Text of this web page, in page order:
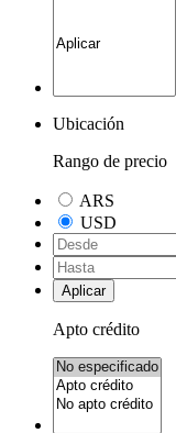
Ubicación
Rango de precio
ARS
USD
Aplicar
Apto crédito